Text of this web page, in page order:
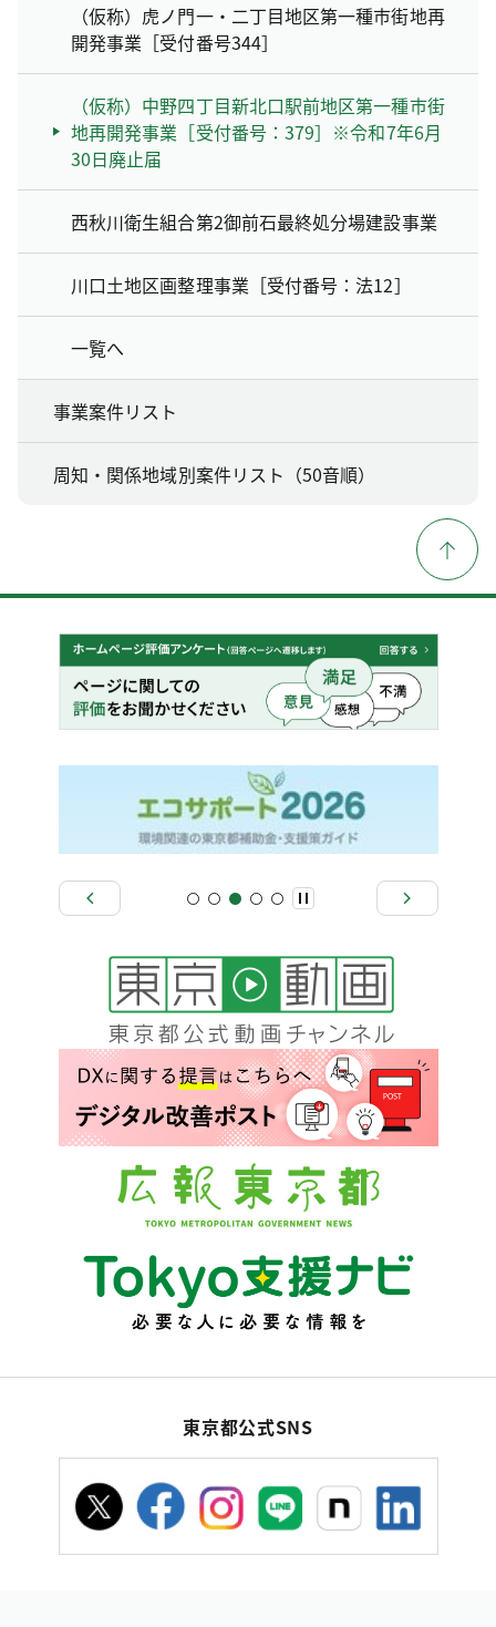
（仮称）虎ノ門一・二丁目地区第一種市街地再
開発事業［受付番号344］
（仮称）中野四丁目新北口駅前地区第一種市街
地再開発事業［受付番号：379］※令和7年6月
30日廃止届
西秋川衛生組合第2御前石最終処分場建設事業
川口土地区画整理事業［受付番号：法12］
一覧へ
事業案件リスト
周知・関係地域別案件リスト（50音順）
東京都公式SNS